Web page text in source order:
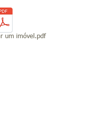
um imóvel.pdf